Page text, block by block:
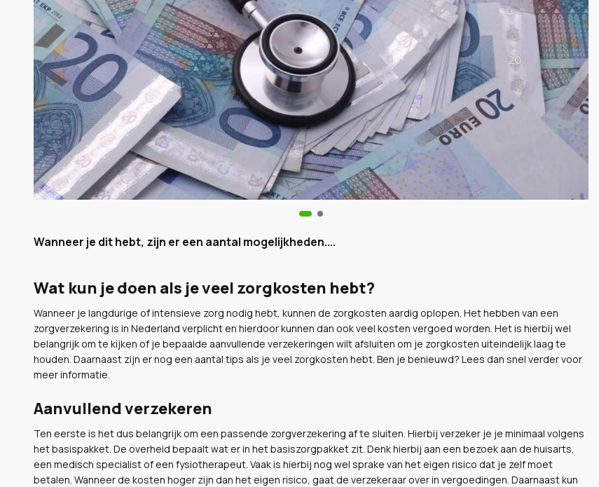
Wanneer je dit hebt, zijn er een aantal mogelijkheden....
Wat kun je doen als je veel zorgkosten hebt?
Wanneer je langdurige of intensieve zorg nodig hebt, kunnen de zorgkosten aardig oplopen. Het hebben van een
zorgverzekering is in Nederland verplicht en hierdoor kunnen dan ook veel kosten vergoed worden. Het is hierbij wel
belangrijk om te kijken of je bepaalde aanvullende verzekeringen wilt afsluiten om je zorgkosten uiteindelijk laag te
houden. Daarnaast zijn er nog een aantal tips als je veel zorgkosten hebt. Ben je benieuwd? Lees dan snel verder voor
meer informatie.
Aanvullend verzekeren
Ten eerste is het dus belangrijk om een passende zorgverzekering af te sluiten. Hierbij verzeker je je minimaal volgens
het basispakket. De overheid bepaalt wat er in het basiszorgpakket zit. Denk hierbij aan een bezoek aan de huisarts,
een medisch specialist of een fysiotherapeut. Vaak is hierbij nog wel sprake van het eigen risico dat je zelf moet
betalen. Wanneer de kosten hoger zijn dan het eigen risico, gaat de verzekeraar over in vergoedingen. Daarnaast kun